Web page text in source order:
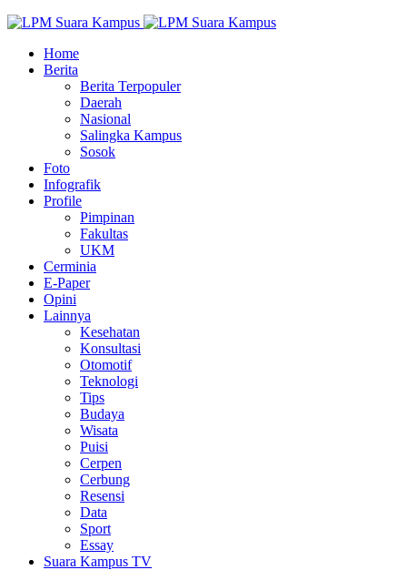
Home
Berita
Berita Terpopuler
Daerah
Nasional
Salingka Kampus
Sosok
Foto
Infografik
Profile
Pimpinan
Fakultas
UKM
Cerminia
E-Paper
Opini
Lainnya
Kesehatan
Konsultasi
Otomotif
Teknologi
Tips
Budaya
Wisata
Puisi
Cerpen
Cerbung
Resensi
Data
Sport
Essay
Suara Kampus TV